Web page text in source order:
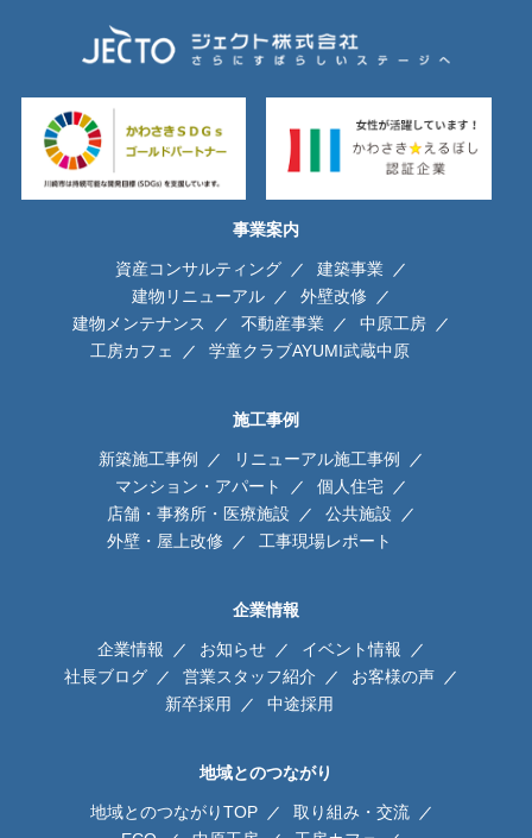
事業案内
資産コンサルティング
建築事業
建物リニューアル
外壁改修
建物メンテナンス
不動産事業
中原工房
工房カフェ
学童クラブAYUMI武蔵中原
施工事例
新築施工事例
リニューアル施工事例
マンション・アパート
個人住宅
店舗・事務所・医療施設
公共施設
外壁・屋上改修
工事現場レポート
企業情報
企業情報 お知らせ
イベント情報
社長ブログ
営業スタッフ紹介
お客様の声
新卒採用
中途採用
地域とのつながり
地域とのつながりTOP
取り組み・交流